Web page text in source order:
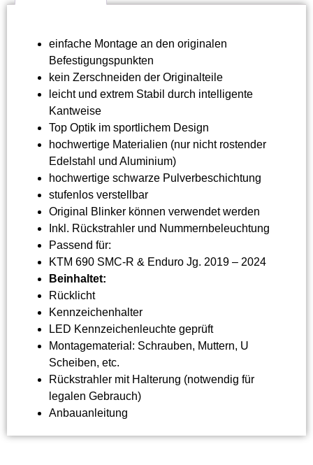
einfache Montage an den originalen
Befestigungspunkten
kein Zerschneiden der Originalteile
leicht und extrem Stabil durch intelligente
Kantweise
Top Optik im sportlichem Design
hochwertige Materialien (nur nicht rostender
Edelstahl und Aluminium)
hochwertige schwarze Pulverbeschichtung
stufenlos verstellbar
Original Blinker können verwendet werden
Inkl. Rückstrahler und Nummernbeleuchtung
Passend für:
KTM 690 SMC-R & Enduro Jg. 2019 – 2024
Beinhaltet:
Rücklicht
Kennzeichenhalter
LED Kennzeichenleuchte geprüft
Montagematerial: Schrauben, Muttern, U
Scheiben, etc.
Rückstrahler mit Halterung (notwendig für
legalen Gebrauch)
Anbauanleitung